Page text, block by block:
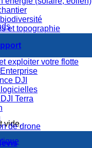
vide.
et topographie
exploiter votre flotte
DJI
Terra
de drone